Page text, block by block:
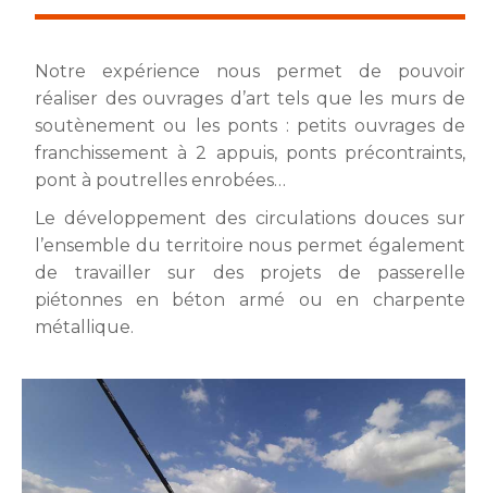
Notre expérience nous permet de pouvoir
réaliser des ouvrages d’art tels que les murs de
soutènement ou les ponts : petits ouvrages de
franchissement à 2 appuis, ponts précontraints,
pont à poutrelles enrobées…
Le développement des circulations douces sur
l’ensemble du territoire nous permet également
de travailler sur des projets de passerelle
piétonnes en béton armé ou en charpente
métallique.